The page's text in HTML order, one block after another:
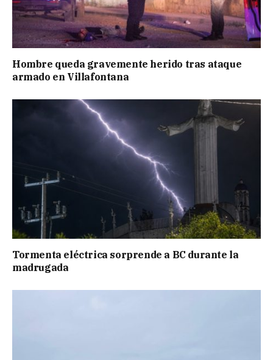
Hombre queda gravemente herido tras ataque
armado en Villafontana
Tormenta eléctrica sorprende a BC durante la
madrugada